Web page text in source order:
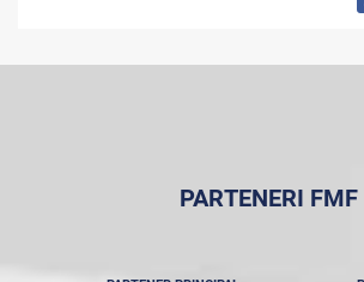
PARTENERI FMF